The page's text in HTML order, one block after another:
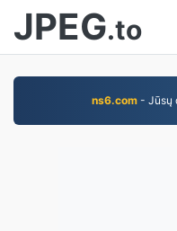
JPEG.to
ns6.com- Jūsų